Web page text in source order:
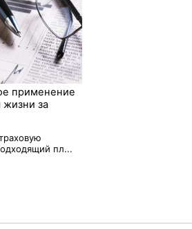
применение
жизни за
пл...